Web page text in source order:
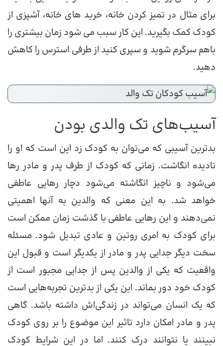
برای مثال در تمیز کردن خانه، خرید های خانه، آشپزی از
کودک کمک بگیرید. این کار سبب می شود زمان بیشتری را
باهم سرگرم شوید و سپری کنید از طرفی استرس را کاهش
دهید.
آسیب‌های تک والدی بودن
بدترین آسیبی که می‌توان به کودک زد این است که او را
نادیده انگاشت. زمانی که کودک از طرف پدر و مادر رها
می‌شود و ناچیز انگاشته می‌شود دچار رهایی عاطفی
خواهد شد. به این معنی که والدین به آنها اهمیتی
نمی‌دهند و این رهایی عاطفی با گذشت زمان ممکن است
برای کودک به امری روتین و عادی تبدیل شود. مسئله
سخت دیگر جدایی پدر و مادر از یکدیگر است و قبول این
واقعیت که یکی از والدین پس از جدایی مجبور است از
کودک خود دور بماند. این یکی از بدترین تجربه‌هایی است
که یک انسان می‌تواند در زندگی‌اش داشته باشد. گاهی
پدر و مادر امکان دارد تاثیر این موضوع را بر روی کودک
نبینند یا نتوانند درک کنند. اما در این شرایط کودک